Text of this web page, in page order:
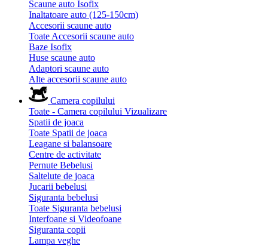
Scaune auto Isofix
Inaltatoare auto (125-150cm)
Accesorii scaune auto
Toate Accesorii scaune auto
Baze Isofix
Huse scaune auto
Adaptori scaune auto
Alte accesorii scaune auto
Camera copilului
Toate - Camera copilului Vizualizare
Spatii de joaca
Toate Spatii de joaca
Leagane si balansoare
Centre de activitate
Pernute Bebelusi
Saltelute de joaca
Jucarii bebelusi
Siguranta bebelusi
Toate Siguranta bebelusi
Interfoane si Videofoane
Siguranta copii
Lampa veghe